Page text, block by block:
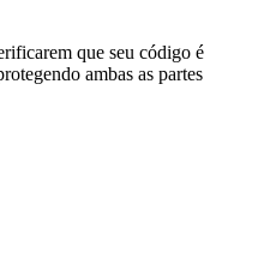
que seu código é
ambas as partes